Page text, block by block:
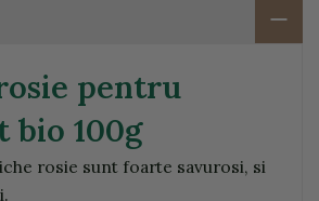
pentru
bio 100g
rosie sunt foarte savurosi, si